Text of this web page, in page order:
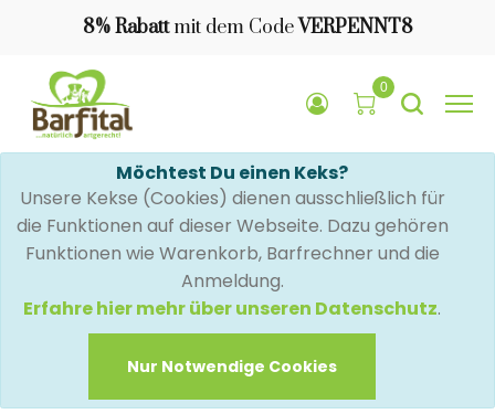
8% Rabattmit dem Code VERPENNT8
0
Möchtest Du einen Keks?
Unsere Kekse (Cookies) dienen ausschließlich für
die Funktionen auf dieser Webseite. Dazu gehören
Funktionen wie Warenkorb, Barfrechner und die
Anmeldung.
Erfahre hier mehr über unseren Datenschutz.
Nur Notwendige Cookies